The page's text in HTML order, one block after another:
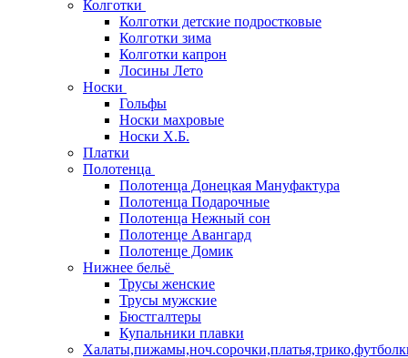
Колготки
Колготки детские подростковые
Колготки зима
Колготки капрон
Лосины Лето
Носки
Гольфы
Носки махровые
Носки Х.Б.
Платки
Полотенца
Полотенца Донецкая Мануфактура
Полотенца Подарочные
Полотенца Нежный сон
Полотенце Авангард
Полотенце Домик
Нижнее бельё
Трусы женские
Трусы мужские
Бюстгалтеры
Купальники плавки